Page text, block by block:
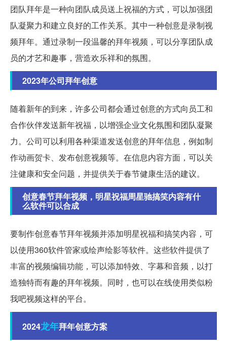
团队拜年是一种向团队成员送上祝福的方式，可以加强团
队凝聚力和建立良好的工作关系。其中一种创意是录制视
频拜年。通过录制一段温馨的拜年视频，可以分享团队成
员的才艺和趣事，营造欢乐祥和的氛围。
2023年公司拜年创意
随着新年的到来，许多公司都会通过创意的方式向员工和
合作伙伴发送新年祝福，以增强企业文化氛围和团队凝聚
力。公司可以利用各种渠道发送创意的拜年信息，例如制
作动画贺卡、发布创意视频等。在信息内容方面，可以关
注健康和安全问题，并提供关于春节健康生活的建议。
创意春节拜年视频，明星祝福周星驰搞笑内容有什
么软件可以合成
要制作创意春节拜年视频并添加明星祝福和搞笑内容，可
以使用360软件管家或绘声绘影等软件。这些软件提供了
丰富的视频编辑功能，可以添加特效、字幕和音频，以打
造独特而有趣的拜年视频。同时，也可以在线使用类似粉
我吧视频这样的平台。
2024龙年拜年创意方案